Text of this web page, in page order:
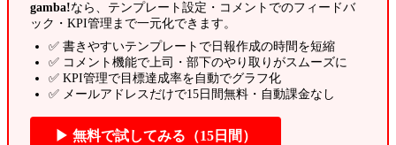
gamba!なら、テンプレート設定・コメントでのフィードバ
ック・KPI管理まで一元化できます。
✅ 書きやすいテンプレートで日報作成の時間を短縮
✅ コメント機能で上司・部下のやり取りがスムーズに
✅ KPI管理で目標達成率を自動でグラフ化
✅ メールアドレスだけで15日間無料・自動課金なし
▶ 無料で試してみる（15日間）